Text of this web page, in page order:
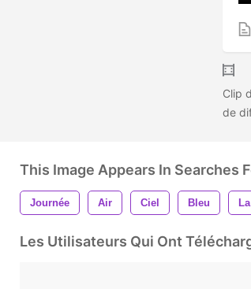
Clip
de
This Image Appears In Searches
Journée Air Ciel Bleu
Les Utilisateurs Qui Ont